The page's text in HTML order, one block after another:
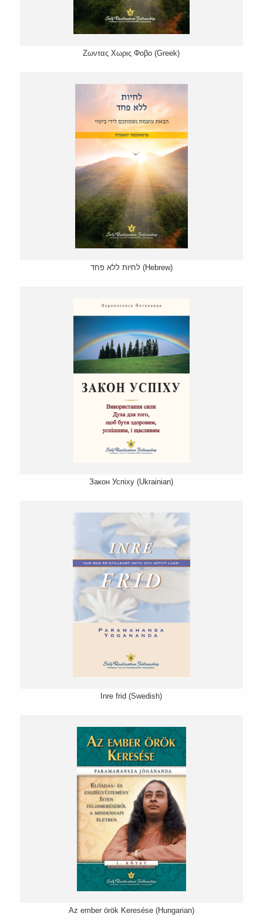
Ζωντας Χωρις Φοβο (Greek)
לחיות ללא פחד (Hebrew)
Закон Успіху (Ukrainian)
Inre frid (Swedish)
Az ember örök Keresése (Hungarian)